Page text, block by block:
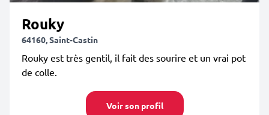
Rouky
64160, Saint-Castin
Rouky est très gentil, il fait des sourire et un vrai pot
de colle.
Voir son profil